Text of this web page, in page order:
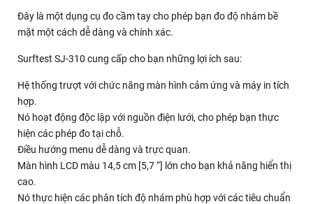
Đây là một dụng cụ đo cầm tay cho phép bạn đo độ nhám bề
mặt một cách dễ dàng và chính xác.
Surftest SJ-310 cung cấp cho bạn những lợi ích sau:
Hệ thống trượt với chức năng màn hình cảm ứng và máy in tích
hợp.
Nó hoạt động độc lập với nguồn điện lưới, cho phép bạn thực
hiện các phép đo tại chỗ.
Điều hướng menu dễ dàng và trực quan.
Màn hình LCD màu 14,5 cm [5,7 “] lớn cho bạn khả năng hiển thị
cao.
Nó thực hiện các phân tích độ nhám phù hợp với các tiêu chuẩn